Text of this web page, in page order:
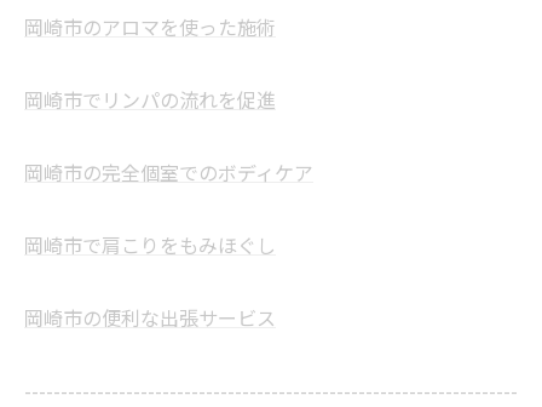
岡崎市のアロマを使った施術
岡崎市でリンパの流れを促進
岡崎市の完全個室でのボディケア
岡崎市で肩こりをもみほぐし
岡崎市の便利な出張サービス
--------------------------------------------------------------------